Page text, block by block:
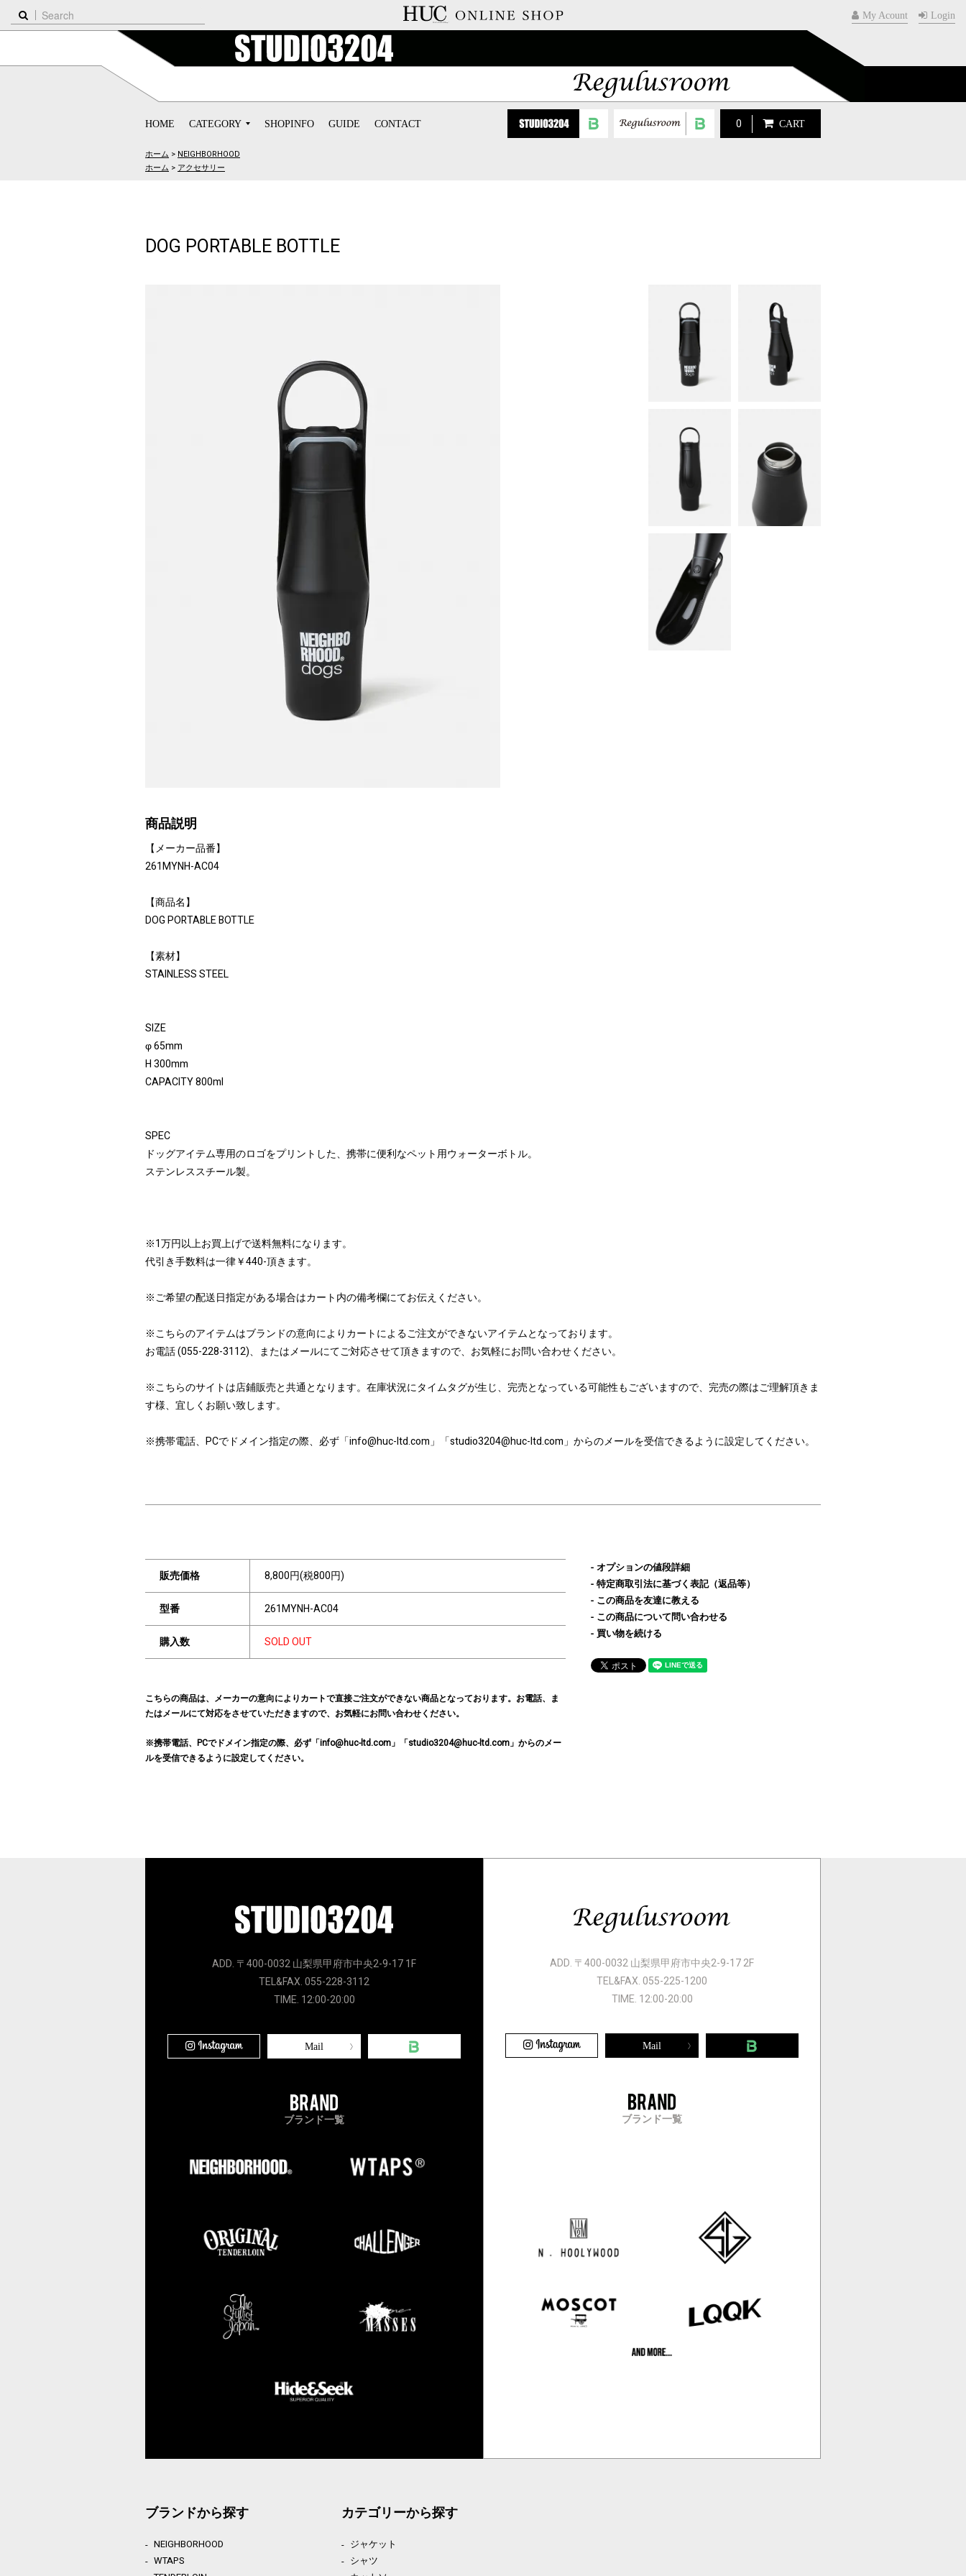
My Acount Login
HOME CATEGORY SHOPINFO GUIDE CONTACT 0 CART
ホーム > NEIGHBORHOOD
ホーム > アクセサリー
DOG PORTABLE BOTTLE
商品説明
【メーカー品番】
261MYNH-AC04
【商品名】
DOG PORTABLE BOTTLE
【素材】
STAINLESS STEEL
SIZE
φ 65mm
H 300mm
CAPACITY 800ml
SPEC
ドッグアイテム専用のロゴをプリントした、携帯に便利なペット用ウォーターボトル。
ステンレススチール製。
※1万円以上お買上げで送料無料になります。
代引き手数料は一律￥440-頂きます。
※ご希望の配送日指定がある場合はカート内の備考欄にてお伝えください。
※こちらのアイテムはブランドの意向によりカートによるご注文ができないアイテムとなっております。
お電話 (055-228-3112)、またはメールにてご対応させて頂きますので、お気軽にお問い合わせください。
※こちらのサイトは店鋪販売と共通となります。在庫状況にタイムタグが生じ、完売となっている可能性もございますので、完売の際はご理解頂きま
す様、宜しくお願い致します。
※携帯電話、PCでドメイン指定の際、必ず「info@huc-ltd.com」「studio3204@huc-ltd.com」からのメールを受信できるように設定してください。
販売価格 8,800円(税800円)
型番 261MYNH-AC04
購入数 SOLD OUT
こちらの商品は、メーカーの意向によりカートで直接ご注文ができない商品となっております。お電話、ま
たはメールにて対応をさせていただきますので、お気軽にお問い合わせください。
※携帯電話、PCでドメイン指定の際、必ず「info@huc-ltd.com」「studio3204@huc-ltd.com」からのメー
ルを受信できるように設定してください。
オプションの値段詳細
特定商取引法に基づく表記（返品等）
この商品を友達に教える
この商品について問い合わせる
買い物を続ける
ADD. 〒400-0032 山梨県甲府市中央2-9-17 1F
TEL&FAX. 055-228-3112
TIME. 12:00-20:00
Mail
ブランド一覧
ADD. 〒400-0032 山梨県甲府市中央2-9-17 2F
TEL&FAX. 055-225-1200
TIME. 12:00-20:00
Mail
ブランド一覧
ブランドから探す
NEIGHBORHOOD
WTAPS
カテゴリーから探す
ジャケット
シャツ